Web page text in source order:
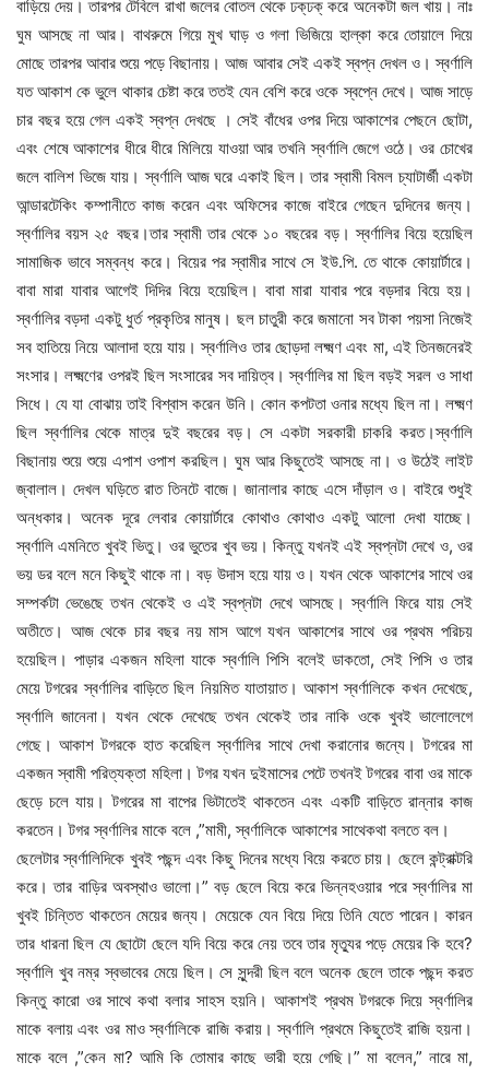
বাড়িয়ে দেয়। তারপর টেবিলে রাখা জলের বোতল থেকে ঢক্‌ঢক্‌ করে অনেকটা জল খায়। নাঃ
ঘুম আসছে না আর। বাথরুমে গিয়ে মুখ ঘাড় ও গলা ভিজিয়ে হাল্কা করে তোয়ালে দিয়ে
মোছে তারপর আবার শুয়ে পড়ে বিছানায়। আজ আবার সেই একই স্বপ্ন দেখল ও। স্বর্ণালি
যত আকাশ কে ভুলে থাকার চেষ্টা করে ততই যেন বেশি করে ওকে স্বপ্নে দেখে। আজ সাড়ে
চার বছর হয়ে গেল একই স্বপ্ন দেখছে । সেই বাঁধের ওপর দিয়ে আকাশের পেছনে ছোটা,
এবং শেষে আকাশের ধীরে ধীরে মিলিয়ে যাওয়া আর তখনি স্বর্ণালি জেগে ওঠে। ওর চোখের
জলে বালিশ ভিজে যায়। স্বর্ণালি আজ ঘরে একাই ছিল। তার স্বামী বিমল চ্যাটার্জী একটা
আন্ডারটেকিং কম্পানীতে কাজ করেন এবং অফিসের কাজে বাইরে গেছেন দুদিনের জন্য।
স্বর্ণালির বয়স ২৫ বছর।তার স্বামী তার থেকে ১০ বছরের বড়। স্বর্ণালির বিয়ে হয়েছিল
সামাজিক ভাবে সম্বন্ধ করে। বিয়ের পর স্বামীর সাথে সে ইউ.পি. তে থাকে কোয়ার্টারে।
বাবা মারা যাবার আগেই দিদির বিয়ে হয়েছিল। বাবা মারা যাবার পরে বড়দার বিয়ে হয়।
স্বর্ণালির বড়দা একটু ধুর্ত প্রকৃতির মানুষ। ছল চাতুরী করে জমানো সব টাকা পয়সা নিজেই
সব হাতিয়ে নিয়ে আলাদা হয়ে যায়। স্বর্ণালিও তার ছোড়দা লক্ষ্মণ এবং মা, এই তিনজনেরই
সংসার। লক্ষ্মণের ওপরই ছিল সংসারের সব দায়িত্ব। স্বর্ণালির মা ছিল বড়ই সরল ও সাধা
সিধে। যে যা বোঝায় তাই বিশ্বাস করেন উনি। কোন কপটতা ওনার মধ্যে ছিল না। লক্ষ্মণ
ছিল স্বর্ণালির থেকে মাত্র দুই বছরের বড়। সে একটা সরকারী চাকরি করত।স্বর্ণালি
বিছানায় শুয়ে শুয়ে এপাশ ওপাশ করছিল। ঘুম আর কিছুতেই আসছে না। ও উঠেই লাইট
জ্বালাল। দেখল ঘড়িতে রাত তিনটে বাজে। জানালার কাছে এসে দাঁড়াল ও। বাইরে শুধুই
অন্ধকার। অনেক দূরে লেবার কোয়ার্টারে কোথাও কোথাও একটু আলো দেখা যাচ্ছে।
স্বর্ণালি এমনিতে খুবই ভিতু। ওর ভুতের খুব ভয়। কিন্তু যখনই এই স্বপ্নটা দেখে ও, ওর
ভয় ডর বলে মনে কিছুই থাকে না। বড় উদাস হয়ে যায় ও। যখন থেকে আকাশের সাথে ওর
সম্পর্কটা ভেঙেছে তখন থেকেই ও এই স্বপ্নটা দেখে আসছে। স্বর্ণালি ফিরে যায় সেই
অতীতে। আজ থেকে চার বছর নয় মাস আগে যখন আকাশের সাথে ওর প্রথম পরিচয়
হয়েছিল। পাড়ার একজন মহিলা যাকে স্বর্ণালি পিসি বলেই ডাকতো, সেই পিসি ও তার
মেয়ে টগরের স্বর্ণালির বাড়িতে ছিল নিয়মিত যাতায়াত। আকাশ স্বর্ণালিকে কখন দেখেছে,
স্বর্ণালি জানেনা। যখন থেকে দেখেছে তখন থেকেই তার নাকি ওকে খুবই ভালোলেগে
গেছে। আকাশ টগরকে হাত করেছিল স্বর্ণালির সাথে দেখা করানোর জন্যে। টগরের মা
একজন স্বামী পরিত্যক্তা মহিলা। টগর যখন দুইমাসের পেটে তখনই টগরের বাবা ওর মাকে
ছেড়ে চলে যায়। টগরের মা বাপের ভিটাতেই থাকতেন এবং একটি বাড়িতে রান্নার কাজ
করতেন। টগর স্বর্ণালির মাকে বলে ,”মামী, স্বর্ণালিকে আকাশের সাথেকথা বলতে বল।
ছেলেটার স্বর্ণালিদিকে খুবই পছন্দ এবং কিছু দিনের মধ্যে বিয়ে করতে চায়। ছেলে কন্ট্রাক্টরি
করে। তার বাড়ির অবস্থাও ভালো।” বড় ছেলে বিয়ে করে ভিন্নহওয়ার পরে স্বর্ণালির মা
খুবই চিন্তিত থাকতেন মেয়ের জন্য। মেয়েকে যেন বিয়ে দিয়ে তিনি যেতে পারেন। কারন
তার ধারনা ছিল যে ছোটো ছেলে যদি বিয়ে করে নেয় তবে তার মৃত্যুর পড়ে মেয়ের কি হবে?
স্বর্ণালি খুব নম্র স্বভাবের মেয়ে ছিল। সে সুন্দরী ছিল বলে অনেক ছেলে তাকে পছন্দ করত
কিন্তু কারো ওর সাথে কথা বলার সাহস হয়নি। আকাশই প্রথম টগরকে দিয়ে স্বর্ণালির
মাকে বলায় এবং ওর মাও স্বর্ণালিকে রাজি করায়। স্বর্ণালি প্রথমে কিছুতেই রাজি হয়না।
মাকে বলে ,”কেন মা? আমি কি তোমার কাছে ভারী হয়ে গেছি।” মা বলেন,” নারে মা,